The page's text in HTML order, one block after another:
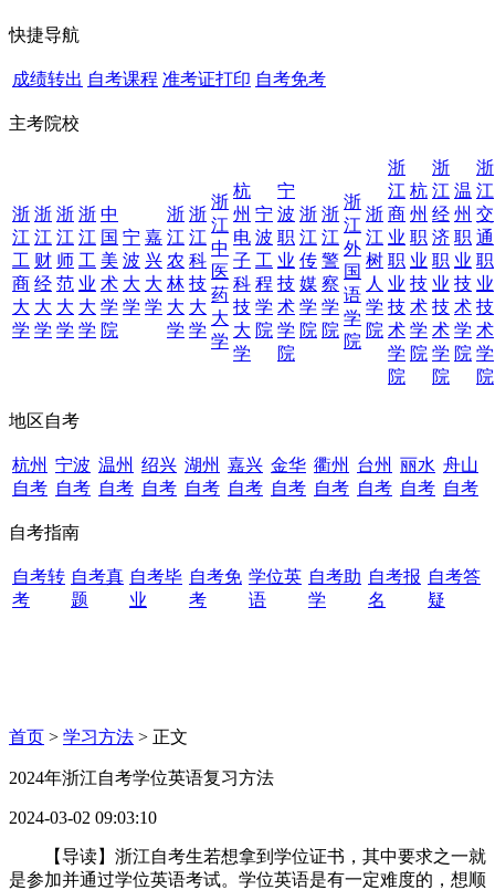
快捷导航
成绩转出 自考课程 准考证打印 自考免考
主考院校
浙
江
工
商
大
学
浙
江
财
经
大
学
浙
江
师
范
大
学
浙
江
工
业
大
学
中
国
美
术
学
院
宁
波
大
学
嘉
兴
大
学
浙
江
农
林
大
学
浙
江
科
技
大
学
浙
江
中
医
药
大
学
杭
州
电
子
科
技
大
学
宁
波
工
程
学
院
宁
波
职
业
技
术
学
院
浙
江
传
媒
学
院
浙
江
警
察
学
院
浙
江
外
国
语
学
院
浙
江
树
人
学
院
浙
江
商
业
职
业
技
术
学
院
杭
州
职
业
技
术
学
院
浙
江
经
济
职
业
技
术
学
院
温
州
职
业
技
术
学
院
浙
江
交
通
职
业
技
术
学
院
地区自考
杭州
自考
宁波
自考
温州
自考
绍兴
自考
湖州
自考
嘉兴
自考
金华
自考
衢州
自考
台州
自考
丽水
自考
舟山
自考
自考指南
自考转
考
自考真
题
自考毕
业
自考免
考
学位英
语
自考助
学
自考报
名
自考答
疑
首页 > 学习方法 > 正文
2024年浙江自考学位英语复习方法
2024-03-02 09:03:10
【导读】浙江自考生若想拿到学位证书，其中要求之一就
是参加并通过学位英语考试。学位英语是有一定难度的，想顺